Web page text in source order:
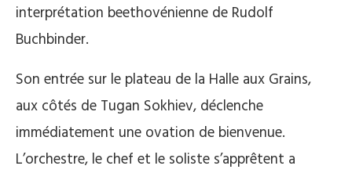
interprétation beethovénienne de Rudolf
Buchbinder.
Son entrée sur le plateau de la Halle aux Grains,
aux côtés de Tugan Sokhiev, déclenche
immédiatement une ovation de bienvenue.
L’orchestre, le chef et le soliste s’apprêtent a